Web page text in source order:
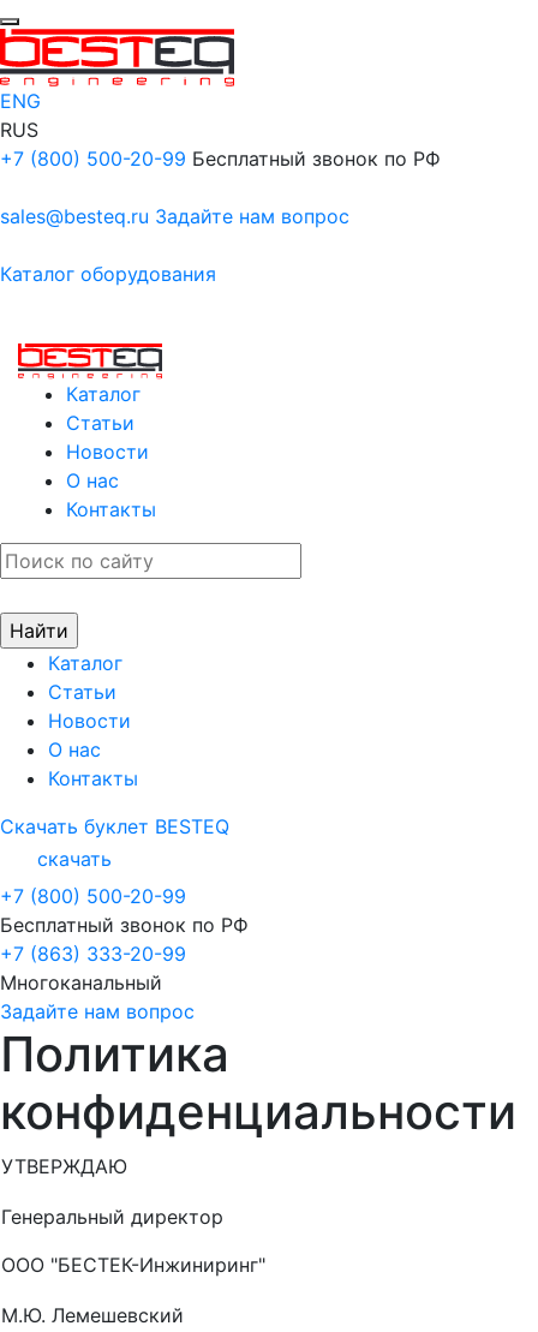
ENG
RUS
+7 (800) 500-20-99 Бесплатный звонок по РФ
sales@besteq.ru Задайте нам вопрос
Каталог оборудования
Каталог
Статьи
Новости
О нас
Контакты
Каталог
Статьи
Новости
О нас
Контакты
Скачать буклет BESTEQ
скачать
+7 (800) 500-20-99
Бесплатный звонок по РФ
+7 (863) 333-20-99
Многоканальный
Задайте нам вопрос
Политика
конфиденциальности
УТВЕРЖДАЮ
Генеральный директор
ООО "БЕСТЕК-Инжиниринг"
М.Ю. Лемешевский